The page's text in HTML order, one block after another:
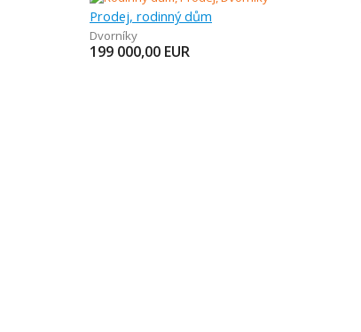
Prodej, rodinný dům
Dvorníky
199 000,00 EUR